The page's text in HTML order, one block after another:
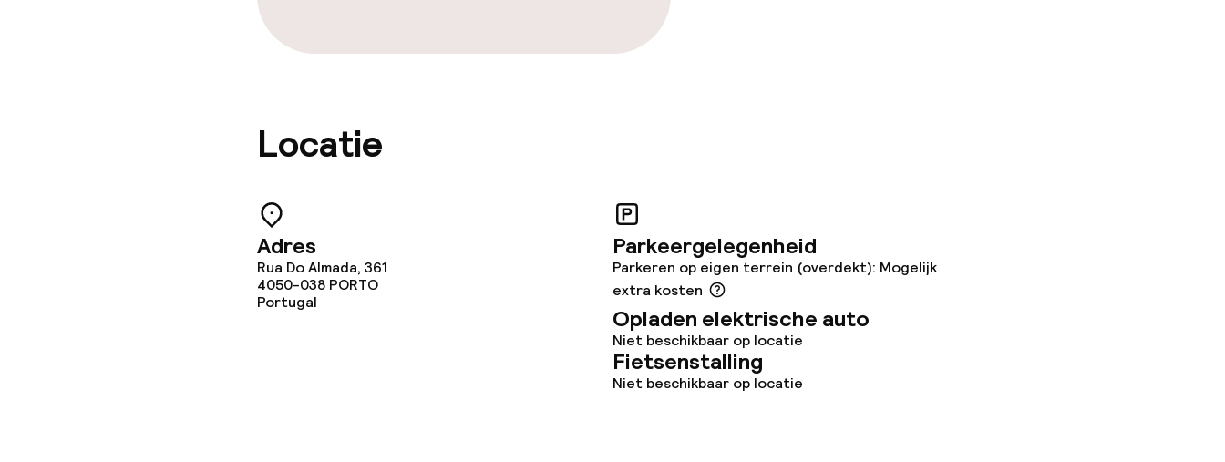
Vergaderruimte
Beleid
Locatie
Adres
Rua Do Almada, 361
4050-038 PORTO
Portugal
Parkeergelegenheid
Parkeren op eigen terrein (overdekt): Mogelijk
extra kosten
Opladen elektrische auto
Niet beschikbaar op locatie
Fietsenstalling
Niet beschikbaar op locatie